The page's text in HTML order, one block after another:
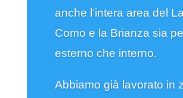
anche l’intera area del
Como e la Brianza sia
esterno che interno.
Abbiamo già lavorato in